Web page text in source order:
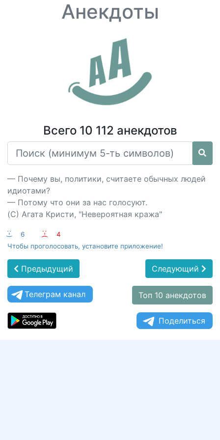
Анекдоты
Всего 10 112 анекдотов
— Почему вы, политики, считаете обычных людей
идиотами?
— Потому что они за нас голосуют.
(C) Агата Кристи, "Невероятная кража"
:-) 6 :-(
4
Чтобы проголосовать, установите приложение!
Предыдущий Следующий
Телеграм канал Топ 10 анекдотов
Поделиться